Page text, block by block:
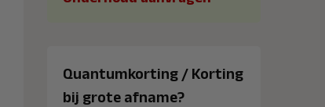
Quantumkorting / Korting
bij grote afname?